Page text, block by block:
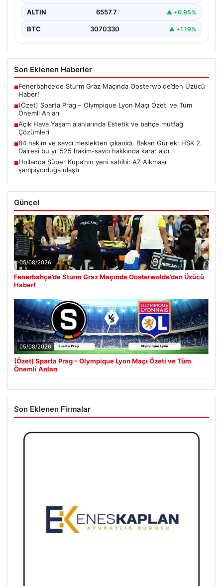
ALTIN 6557.7 ▲ +0.95%
BTC 3070330 ▲ +1.19%
Son Eklenen Haberler
■Fenerbahçe’de Sturm Graz Maçında Oosterwolde’den Üzücü
Haber!
■(Özet) Sparta Prag – Olympique Lyon Maçı Özeti ve Tüm
Önemli Anları
■Açık Hava Yaşam alanlarında Estetik ve bahçe mutfağı
Çözümleri
■84 hakim ve savcı meslekten çıkarıldı. Bakan Gürlek: HSK 2.
Dairesi bu yıl 525 hakim-savcı hakkında karar aldı
■Hollanda Süper Kupa’nın yeni sahibi: AZ Alkmaar
şampiyonluğa ulaştı
Güncel
05/08/2026
Fenerbahçe’de Sturm Graz Maçında Oosterwolde’den Üzücü
Haber!
05/08/2026
(Özet) Sparta Prag – Olympique Lyon Maçı Özeti ve Tüm
Önemli Anları
Son Eklenen Firmalar